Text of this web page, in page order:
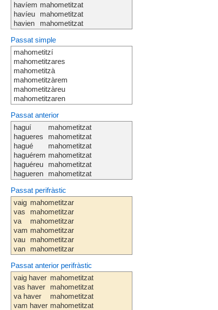
havíem
havíeu
havien
mahometitzat
mahometitzat
mahometitzat
Passat simple
mahometitzí
mahometitzares
mahometitzà
mahometitzàrem
mahometitzàreu
mahometitzaren
Passat anterior
haguí
hagueres
hagué
haguérem
haguéreu
hagueren
mahometitzat
mahometitzat
mahometitzat
mahometitzat
mahometitzat
mahometitzat
Passat perifràstic
vaig
vas
va
vam
vau
van
mahometitzar
mahometitzar
mahometitzar
mahometitzar
mahometitzar
mahometitzar
Passat anterior perifràstic
vaig haver
vas haver
va haver
vam haver
mahometitzat
mahometitzat
mahometitzat
mahometitzat